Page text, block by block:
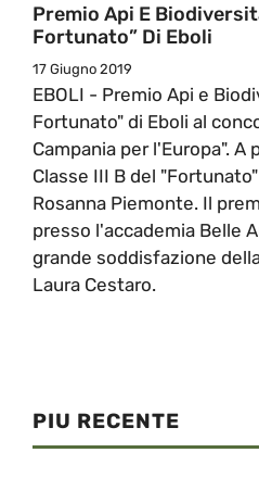
Premio Api E
Fortunato” Di Eboli
17 Giugno 2019
EBOLI - Premio Api e
Fortunato" di Eboli al
Campania per l'Europa".
Classe III B del
Rosanna Piemonte. Il
presso l'accademia Belle
grande soddisfazione
Laura Cestaro.
PIU RECENTE